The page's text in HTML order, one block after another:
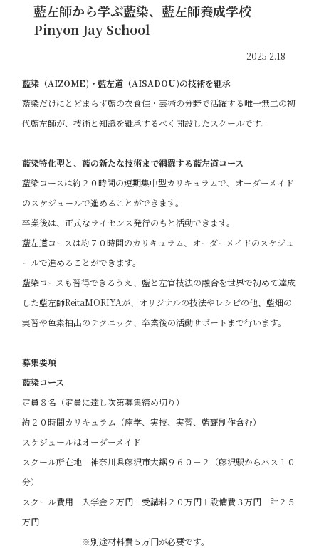
藍左師から学ぶ藍染、藍左師養成学校
Pinyon Jay School
2025.2.18
藍染（AIZOME)・藍左道（AISADOU)の技術を継承
藍染だけにとどまらず藍の衣食住・芸術の分野で活躍する唯一無二の初
代藍左師が、技術と知識を継承するべく開設したスクールです。
藍染特化型と、藍の新たな技術まで網羅する藍左道コース
藍染コースは約２０時間の短期集中型カリキュラムで、オーダーメイド
のスケジュールで進めることができます。
卒業後は、正式なライセンス発行のもと活動できます。
藍左道コースは約７０時間のカリキュラム、オーダーメイドのスケジュ
ールで進めることができます。
藍染コースも習得できるうえ、藍と左官技法の融合を世界で初めて達成
した藍左師ReitaMORIYAが、オリジナルの技法やレシピの他、藍畑の
実習や色素抽出のテクニック、卒業後の活動サポートまで行います。
募集要項
藍染コース
定員８名（定員に達し次第募集締め切り）
約２０時間カリキュラム（座学、実技、実習、藍甕制作含む）
スケジュールはオーダーメイド
スクール所在地 神奈川県藤沢市大鋸９６０－２（藤沢駅からバス１０
分）
スクール費用 入学金２万円＋受講料２０万円＋設備費３万円 計２５
万円
※別途材料費５万円が必要です。